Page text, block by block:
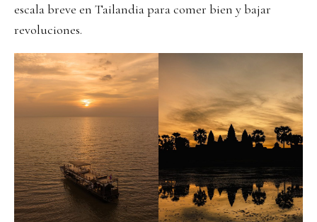
escala breve en Tailandia para comer bien y bajar
revoluciones.